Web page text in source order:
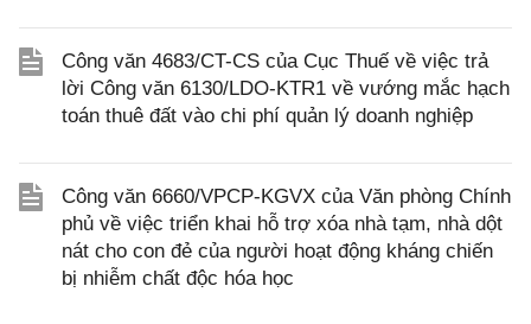
Công văn 4683/CT-CS của Cục Thuế về việc trả
lời Công văn 6130/LDO-KTR1 về vướng mắc hạch
toán thuê đất vào chi phí quản lý doanh nghiệp
Công văn 6660/VPCP-KGVX của Văn phòng Chính
phủ về việc triển khai hỗ trợ xóa nhà tạm, nhà dột
nát cho con đẻ của người hoạt động kháng chiến
bị nhiễm chất độc hóa học